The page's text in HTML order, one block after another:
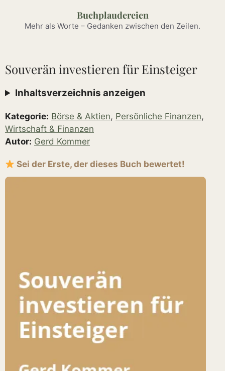
springen
Buchplaudereien
Mehr als Worte – Gedanken zwischen den Zeilen.
Souverän investieren für Einsteiger
Inhaltsverzeichnis anzeigen
Kategorie: Börse & Aktien, Persönliche Finanzen,
Wirtschaft & Finanzen
Autor: Gerd Kommer
Sei der Erste, der dieses Buch bewertet!